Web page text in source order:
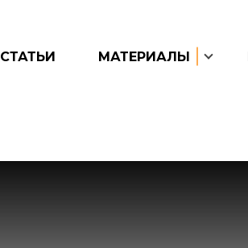
СТАТЬИ МАТЕРИАЛЫ